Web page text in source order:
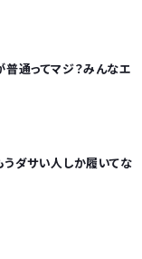
通ってマジ？みんなエ
うダサい人しか履いてな